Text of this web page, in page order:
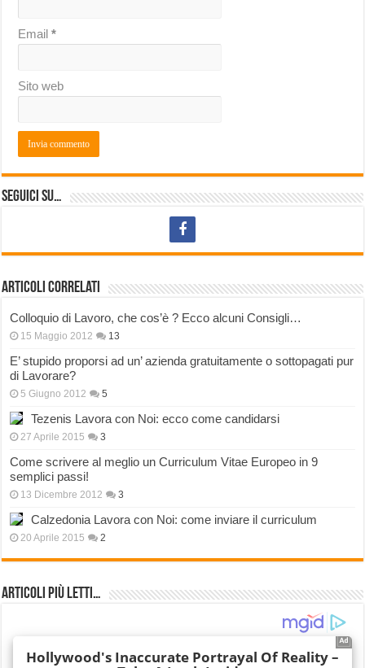
Email*
Sito web
Seguici su…
Articoli correlati
Colloquio di Lavoro, che cos’è ? Ecco alcuni Consigli…
15 Maggio 2012 13
E’ stupido proporsi ad un’ azienda gratuitamente o sottopagati pur
di Lavorare?
5 Giugno 2012 5
Tezenis Lavora con Noi: ecco come candidarsi
27 Aprile 2015 3
Come scrivere al meglio un Curriculum Vitae Europeo in 9
semplici passi!
13 Dicembre 2012 3
Calzedonia Lavora con Noi: come inviare il curriculum
20 Aprile 2015 2
Articoli più Letti…